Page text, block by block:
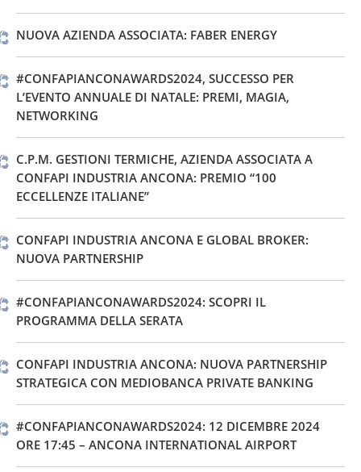
NUOVA AZIENDA ASSOCIATA: FABER ENERGY
#CONFAPIANCONAWARDS2024, SUCCESSO PER
L’EVENTO ANNUALE DI NATALE: PREMI, MAGIA,
NETWORKING
C.P.M. GESTIONI TERMICHE, AZIENDA ASSOCIATA A
CONFAPI INDUSTRIA ANCONA: PREMIO “100
ECCELLENZE ITALIANE”
CONFAPI INDUSTRIA ANCONA E GLOBAL BROKER:
NUOVA PARTNERSHIP
#CONFAPIANCONAWARDS2024: SCOPRI IL
PROGRAMMA DELLA SERATA
CONFAPI INDUSTRIA ANCONA: NUOVA PARTNERSHIP
STRATEGICA CON MEDIOBANCA PRIVATE BANKING
#CONFAPIANCONAWARDS2024: 12 DICEMBRE 2024
ORE 17:45 – ANCONA INTERNATIONAL AIRPORT